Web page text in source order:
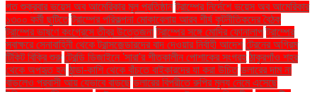
গত শুক্রবার ভয়েস অব আমেরিকার মূল প্রতিষ্ঠান ট্রাম্পের নির্দেশে ভয়েস অব আমেরিকার
১৩০০ কর্মী ছুটিতে ট্রাম্পের পরিকল্পনা মোকাবেলায় আরব শীর্ষ কূটনীতিকদের বৈঠক
ট্রাম্পের ভাষণে কংগ্রেসে তীব্র উত্তেজনা ট্রাম্পের সঙ্গে মোদির ফোনালাপ ট্রাম্পের
স্বাক্ষরে সেনাবাহিনী থেকে ট্রান্সজেন্ডারদের বাদ দেওয়ার নির্বাহী আদেশ ট্রেনের অগ্রিম
টিকিট বিক্রি শুরু ট্রেন্ডি ডিজাইনে 'সারা'র শীতকালীন পোশাকের সংগ্রহ ঠাকুরগাঁও শহর
থেকে অপহৃত হন ঠান্ডা-কাশি থেকে বাঁচতে বাইকারদের যা করা উচিত ডলারের দাম না
বাড়লেও প্রবাসী আয় যেভাবে বাড়ছে ডলারের বিপরীতে রুপির মূল্য নেমে এসেছে